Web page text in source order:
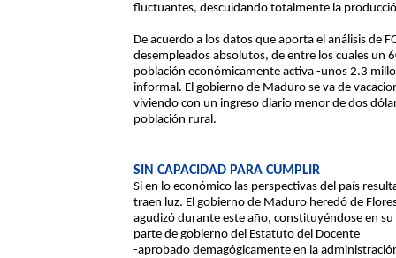
fluctuantes, descuidando totalmente la
De acuerdo a los datos que aporta el análisis de
desempleados absolutos, de entre los cuales un
población económicamente activa -unos 2.3
informal. El gobierno de Maduro se va de
viviendo con un ingreso diario menor de dos
población rural.
SIN CAPACIDAD PARA CUMPLIR
Si en lo económico las perspectivas del país
traen luz. El gobierno de Maduro heredó de
agudizó durante este año, constituyéndose en
parte de gobierno del Estatuto del Docente
-aprobado demagógicamente en la